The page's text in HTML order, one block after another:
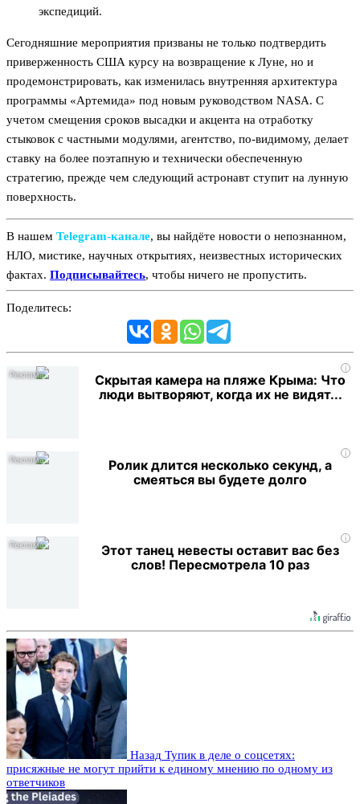
экспедиций.
Сегодняшние мероприятия призваны не только подтвердить
приверженность США курсу на возвращение к Луне, но и
продемонстрировать, как изменилась внутренняя архитектура
программы «Артемида» под новым руководством NASA. С
учетом смещения сроков высадки и акцента на отработку
стыковок с частными модулями, агентство, по-видимому, делает
ставку на более поэтапную и технически обеспеченную
стратегию, прежде чем следующий астронавт ступит на лунную
поверхность.
В нашем Telegram‑канале, вы найдёте новости о непознанном,
НЛО, мистике, научных открытиях, неизвестных исторических
фактах. Подписывайтесь, чтобы ничего не пропустить.
Поделитесь:
i
Скрытая камера на пляже Крыма: Что
люди вытворяют, когда их не видят...
i
Ролик длится несколько секунд, а
смеяться вы будете долго
i
Этот танец невесты оставит вас без
слов! Пересмотрела 10 раз
Назад Тупик в деле о соцсетях:
присяжные не могут прийти к единому мнению по одному из
ответчиков